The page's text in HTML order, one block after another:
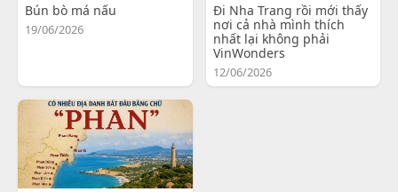
Bún bò má nấu
19/06/2026
Đi Nha Trang rồi mới thấy
nơi cả nhà mình thích
nhất lại không phải
VinWonders
12/06/2026